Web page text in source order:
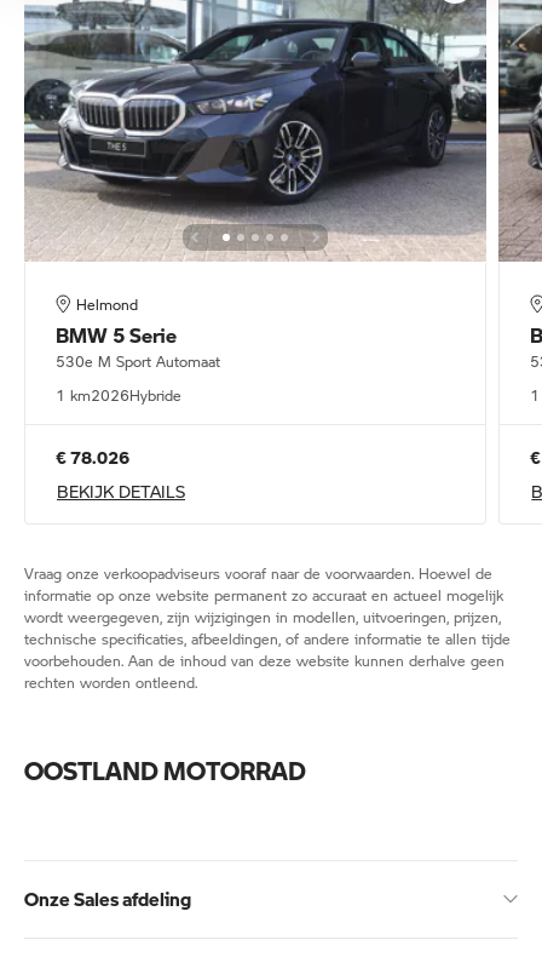
Helmond
BMW 5 Serie
530e M Sport Automaat
1 km2026Hybride
€ 78.026
BEKIJK DETAILS
Vraag onze verkoopadviseurs vooraf naar de voorwaarden. Hoewel de
informatie op onze website permanent zo accuraat en actueel mogelijk
wordt weergegeven, zijn wijzigingen in modellen, uitvoeringen, prijzen,
technische specificaties, afbeeldingen, of andere informatie te allen tijde
voorbehouden. Aan de inhoud van deze website kunnen derhalve geen
rechten worden ontleend.
OOSTLAND MOTORRAD
Onze Sales afdeling